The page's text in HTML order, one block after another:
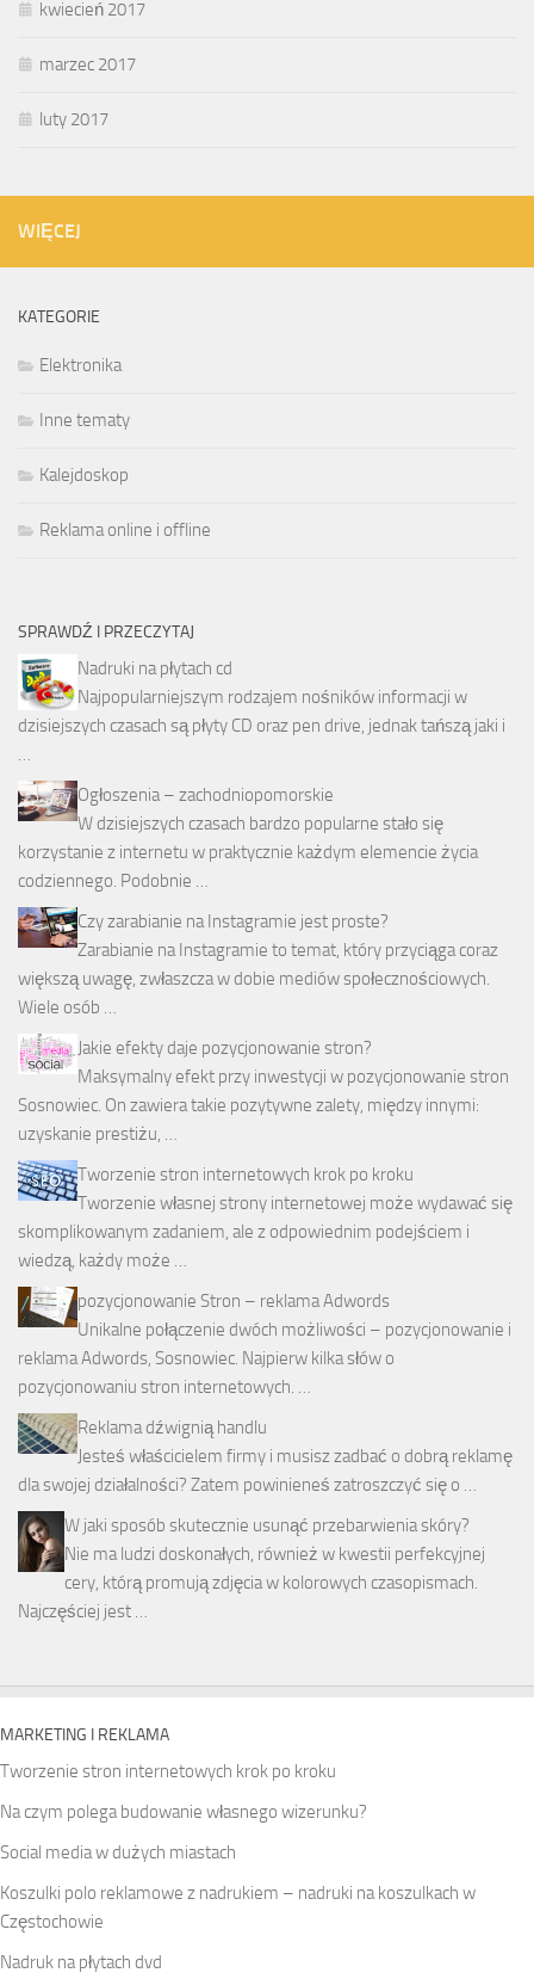
kwiecień 2017
marzec 2017
luty 2017
WIĘCEJ
KATEGORIE
Elektronika
Inne tematy
Kalejdoskop
Reklama online i offline
SPRAWDŹ I PRZECZYTAJ
Nadruki na płytach cd
Najpopularniejszym rodzajem nośników informacji w
dzisiejszych czasach są płyty CD oraz pen drive, jednak tańszą jaki i
…
Ogłoszenia – zachodniopomorskie
W dzisiejszych czasach bardzo popularne stało się
korzystanie z internetu w praktycznie każdym elemencie życia
codziennego. Podobnie …
Czy zarabianie na Instagramie jest proste?
Zarabianie na Instagramie to temat, który przyciąga coraz
większą uwagę, zwłaszcza w dobie mediów społecznościowych.
Wiele osób …
Jakie efekty daje pozycjonowanie stron?
Maksymalny efekt przy inwestycji w pozycjonowanie stron
Sosnowiec. On zawiera takie pozytywne zalety, między innymi:
uzyskanie prestiżu, …
Tworzenie stron internetowych krok po kroku
Tworzenie własnej strony internetowej może wydawać się
skomplikowanym zadaniem, ale z odpowiednim podejściem i
wiedzą, każdy może …
pozycjonowanie Stron – reklama Adwords
Unikalne połączenie dwóch możliwości – pozycjonowanie i
reklama Adwords, Sosnowiec. Najpierw kilka słów o
pozycjonowaniu stron internetowych. …
Reklama dźwignią handlu
Jesteś właścicielem firmy i musisz zadbać o dobrą reklamę
dla swojej działalności? Zatem powinieneś zatroszczyć się o …
W jaki sposób skutecznie usunąć przebarwienia skóry?
Nie ma ludzi doskonałych, również w kwestii perfekcyjnej
cery, którą promują zdjęcia w kolorowych czasopismach.
Najczęściej jest …
MARKETING I REKLAMA
Tworzenie stron internetowych krok po kroku
Na czym polega budowanie własnego wizerunku?
Social media w dużych miastach
Koszulki polo reklamowe z nadrukiem – nadruki na koszulkach w
Częstochowie
Nadruk na płytach dvd